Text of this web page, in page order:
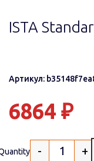
ISTA
Артикул:
6864 ₽
- +